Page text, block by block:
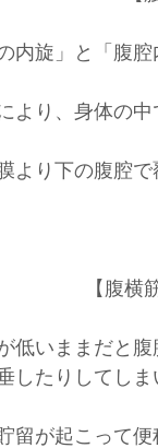
内旋」と「腹
より、身体の
より下の腹腔
【腹横
低いままだと
したりしてしま
留が起こって